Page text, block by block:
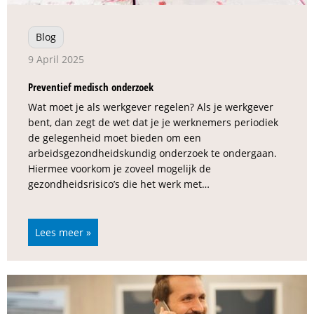
Blog
9 April 2025
Preventief medisch onderzoek
Wat moet je als werkgever regelen? Als je werkgever
bent, dan zegt de wet dat je je werknemers periodiek
de gelegenheid moet bieden om een
arbeidsgezondheidskundig onderzoek te ondergaan.
Hiermee voorkom je zoveel mogelijk de
gezondheidsrisico’s die het werk met…
Lees meer »